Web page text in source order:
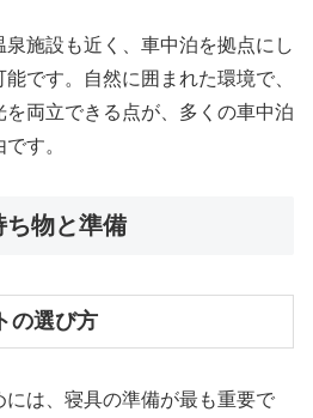
泉施設も近く、車中泊を拠点にし
です。自然に囲まれた環境で、
両立できる点が、多くの車中泊
す。
ち物と準備
の選び方
は、寝具の準備が最も重要で